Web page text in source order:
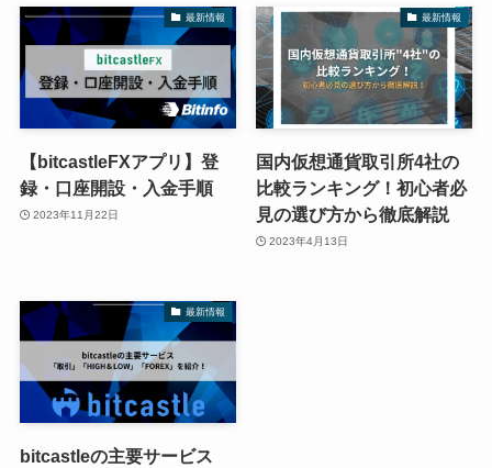
最新情報
【bitcastleFXアプリ】登
録・口座開設・入金手順
2023年11月22日
最新情報
国内仮想通貨取引所4社の
比較ランキング！初心者必
見の選び方から徹底解説
2023年4月13日
最新情報
bitcastleの主要サービス